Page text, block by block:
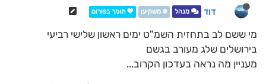
דוד מנהל ❄️ משקיען 💖 תומך בפורום
מי ששם לב בתחזית השמ"ט ימים ראשון שלישי רביעי
בירושלים שלג מעורב בגשם
מעניין מה נראה בעדכון הקרוב...